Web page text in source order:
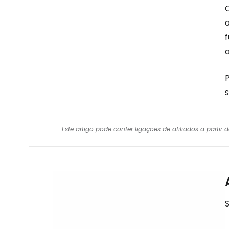
Este artigo pode conter ligações de afiliados a partir